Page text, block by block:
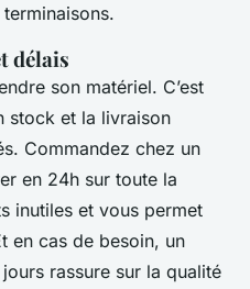
délais
son matériel. C’est
stock et la livraison
Commandez chez un
en 24h sur toute la
inutiles et vous permet
en cas de besoin, un
rassure sur la qualité